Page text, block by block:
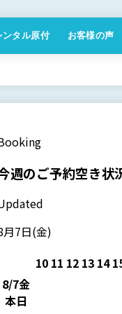
ンタル原付 お客様の声